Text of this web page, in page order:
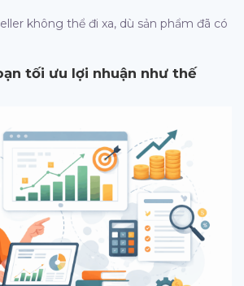
không thể đi xa, dù sản phẩm đã có
tối ưu lợi nhuận như thế